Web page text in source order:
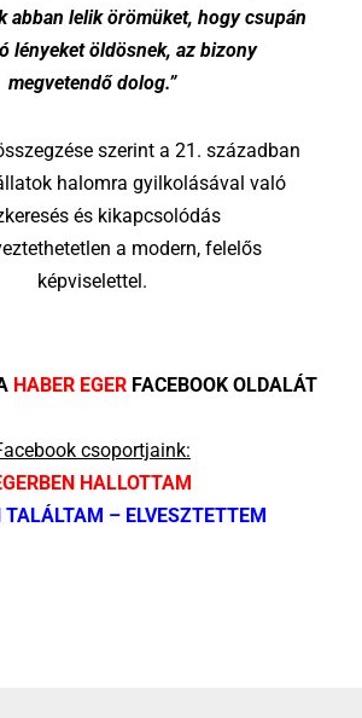
abban lelik örömüket, hogy csupán
lényeket öldösnek, az bizony
megvetendő dolog.”
szerint a 21. században
halomra gyilkolásával való
és kikapcsolódás
a modern, felelős
képviselettel.
HABER EGERFACEBOOK OLDALÁT
csoportjaink:
HALLOTTAM
TALÁLTAM – ELVESZTETTEM